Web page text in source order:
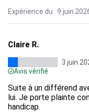
Expérience du : 9 juin
Claire R.
3 juin
Avis vérifié
Suite à un différend
lui. Je porte plainte
handicap.